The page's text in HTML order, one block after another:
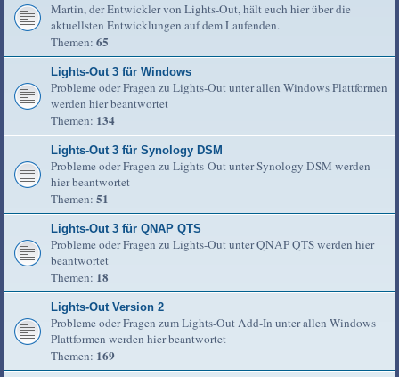
Martin, der Entwickler von Lights-Out, hält euch hier über die
aktuellsten Entwicklungen auf dem Laufenden.
Themen: 65
Lights-Out 3 für Windows
Probleme oder Fragen zu Lights-Out unter allen Windows Plattformen
werden hier beantwortet
Themen: 134
Lights-Out 3 für Synology DSM
Probleme oder Fragen zu Lights-Out unter Synology DSM werden
hier beantwortet
Themen: 51
Lights-Out 3 für QNAP QTS
Probleme oder Fragen zu Lights-Out unter QNAP QTS werden hier
beantwortet
Themen: 18
Lights-Out Version 2
Probleme oder Fragen zum Lights-Out Add-In unter allen Windows
Plattformen werden hier beantwortet
Themen: 169